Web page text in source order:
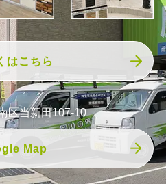
はこちら
区当新田107-10
Map